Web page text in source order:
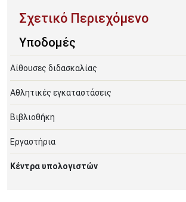
Υποδομές
Αίθουσες διδασκαλίας
Αθλητικές εγκαταστάσεις
Βιβλιοθήκη
Εργαστήρια
Κέντρα υπολογιστών